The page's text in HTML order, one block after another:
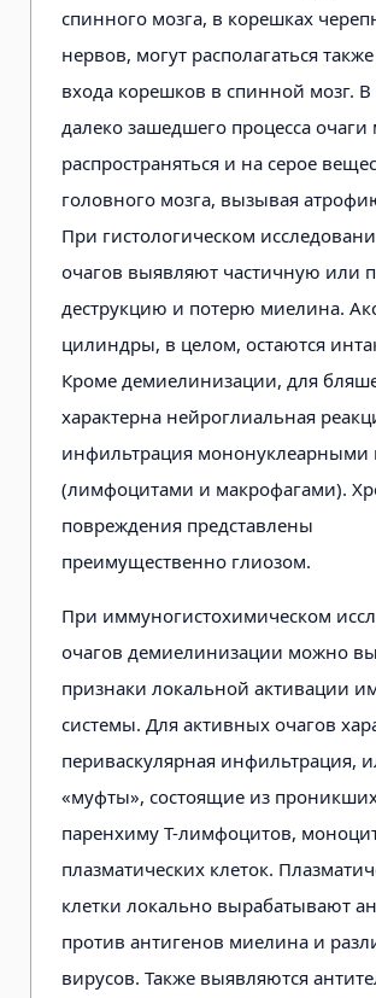
спинного мозга, в корешках
нервов, могут располагаться
входа корешков в спинной мозг. В
далеко зашедшего процесса очаги
распространяться и на серое
головного мозга, вызывая
При гистологическом
очагов выявляют частичную или
деструкцию и потерю миелина.
цилиндры, в целом, остаются
Кроме демиелинизации, для
характерна нейроглиальная
инфильтрация мононуклеарными
(лимфоцитами и макрофагами).
повреждения представлены
преимущественно глиозом.
При иммуногистохимическом
очагов демиелинизации можно
признаки локальной активации
системы. Для активных очагов
периваскулярная инфильтрация,
«муфты», состоящие из
паренхиму Т-лимфоцитов,
плазматических клеток.
клетки локально вырабатывают
против антигенов миелина и
вирусов. Также выявляются